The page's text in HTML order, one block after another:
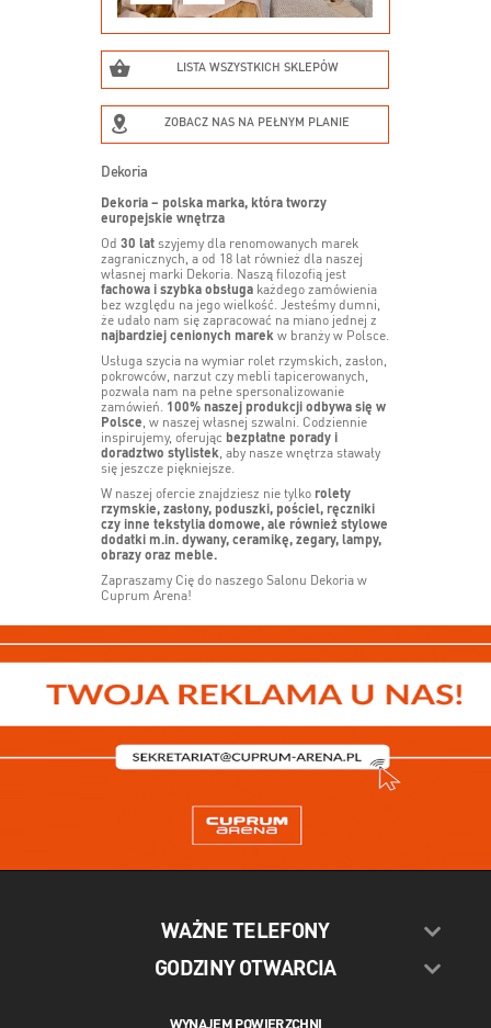
LISTA WSZYSTKICH SKLEPÓW
ZOBACZ NAS NA PEŁNYM PLANIE
Dekoria
Dekoria – polska marka, która tworzy
europejskie wnętrza
Od30 lat szyjemy dla renomowanych marek
zagranicznych, a od 18 lat również dla naszej
własnej marki Dekoria. Naszą filozofią jest
fachowa i szybka obsługa każdego zamówienia
bez względu na jego wielkość. Jesteśmy dumni,
że udało nam się zapracować na miano jednej z
najbardziej cenionych marek w branży w Polsce.
Usługa szycia na wymiar rolet rzymskich, zasłon,
pokrowców, narzut czy mebli tapicerowanych,
pozwala nam na pełne spersonalizowanie
zamówień. 100% naszej produkcji odbywa się w
Polsce, w naszej własnej szwalni. Codziennie
inspirujemy, oferując bezpłatne porady i
doradztwo stylistek, aby nasze wnętrza stawały
się jeszcze piękniejsze.
W naszej ofercie znajdziesz nie tylko rolety
rzymskie, zasłony, poduszki, pościel, ręczniki
czy inne tekstylia domowe, ale również stylowe
dodatki m.in. dywany, ceramikę, zegary, lampy,
obrazy oraz meble.
Zapraszamy Cię do naszego Salonu Dekoria w
Cuprum Arena!
WAŻNE TELEFONY
GODZINY OTWARCIA